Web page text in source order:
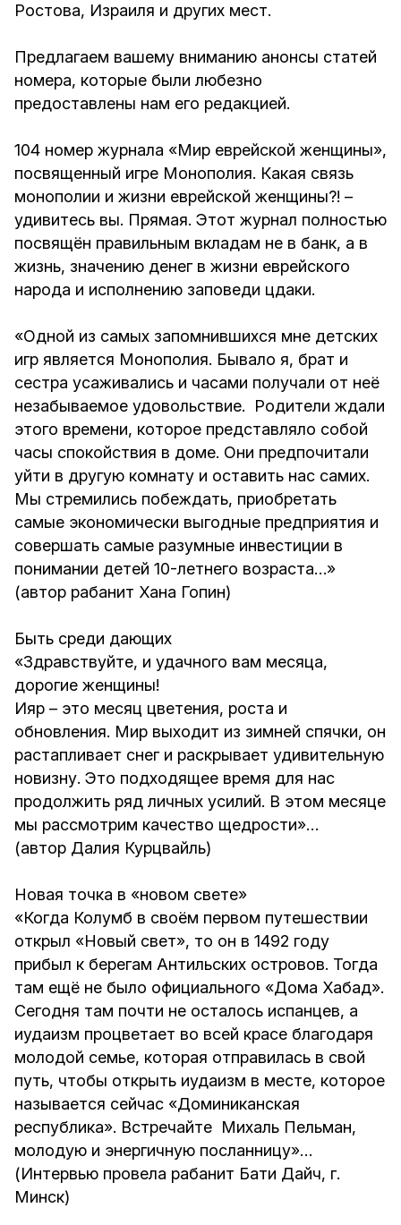
Ростова, Израиля и других мест.
Предлагаем вашему вниманию анонсы статей
номера, которые были любезно
предоставлены нам его редакцией.
104 номер журнала «Мир еврейской женщины»,
посвященный игре Монополия. Какая связь
монополии и жизни еврейской женщины?! –
удивитесь вы. Прямая. Этот журнал полностью
посвящён правильным вкладам не в банк, а в
жизнь, значению денег в жизни еврейского
народа и исполнению заповеди цдаки.
«Одной из самых запомнившихся мне детских
игр является Монополия. Бывало я, брат и
сестра усаживались и часами получали от неё
незабываемое удовольствие. Родители ждали
этого времени, которое представляло собой
часы спокойствия в доме. Они предпочитали
уйти в другую комнату и оставить нас самих.
Мы стремились побеждать, приобретать
самые экономически выгодные предприятия и
совершать самые разумные инвестиции в
понимании детей 10-летнего возраста…»
(автор рабанит Хана Гопин)
Быть среди дающих
«Здравствуйте, и удачного вам месяца,
дорогие женщины!
Ияр – это месяц цветения, роста и
обновления. Мир выходит из зимней спячки, он
растапливает снег и раскрывает удивительную
новизну. Это подходящее время для нас
продолжить ряд личных усилий. В этом месяце
мы рассмотрим качество щедрости»…
(автор Далия Курцвайль)
Новая точка в «новом свете»
«Когда Колумб в своём первом путешествии
открыл «Новый свет», то он в 1492 году
прибыл к берегам Антильских островов. Тогда
там ещё не было официального «Дома Хабад».
Сегодня там почти не осталось испанцев, а
иудаизм процветает во всей красе благодаря
молодой семье, которая отправилась в свой
путь, чтобы открыть иудаизм в месте, которое
называется сейчас «Доминиканская
республика». Встречайте Михаль Пельман,
молодую и энергичную посланницу»…
(Интервью провела рабанит Бати Дайч, г.
Минск)